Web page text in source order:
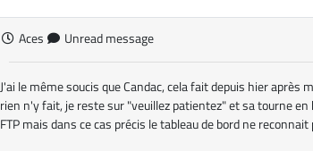
Aces Unread message
J'ai le même soucis que Candac, cela fait depuis hier
rien n'y fait, je reste sur "veuillez patientez" et sa tourne
FTP mais dans ce cas précis le tableau de bord ne